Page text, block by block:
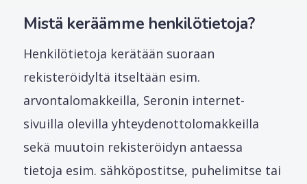
Mistä keräämme henkilötietoja?
Henkilötietoja kerätään suoraan
rekisteröidyltä itseltään esim.
arvontalomakkeilla, Seronin internet-
sivuilla olevilla yhteydenottolomakkeilla
sekä muutoin rekisteröidyn antaessa
tietoja esim. sähköpostitse, puhelimitse tai